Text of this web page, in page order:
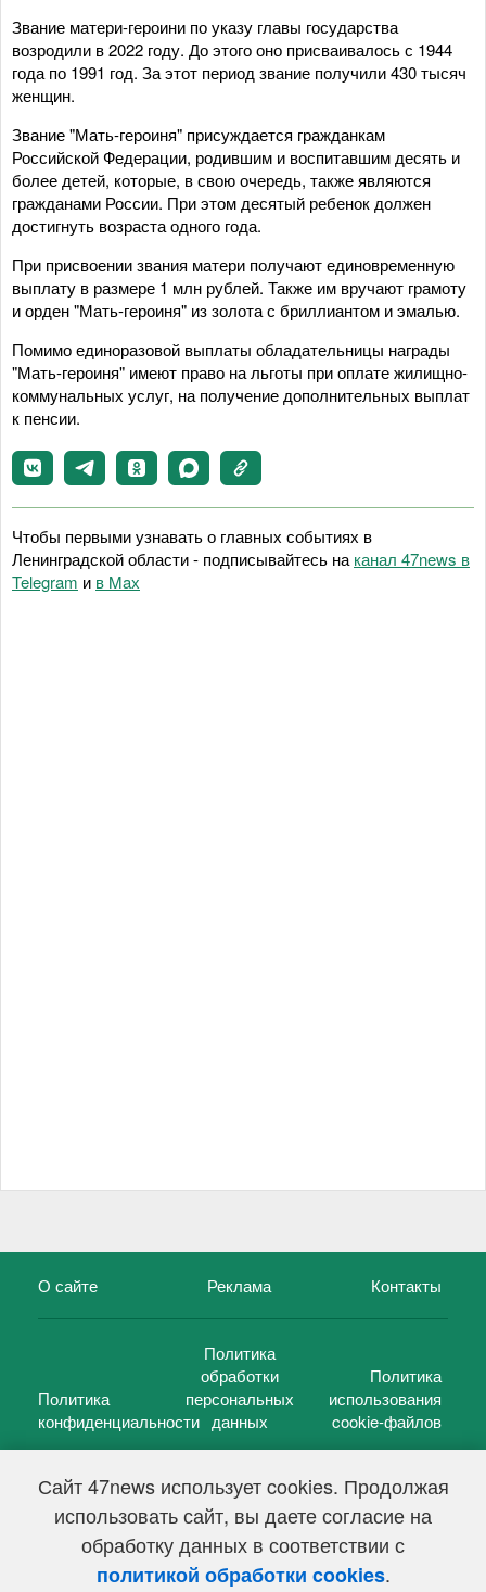
Сайт 47news использует cookies. Продолжая
использовать сайт, вы даете согласие на
обработку данных в соответствии с
политикой обработки cookies.
Звание матери-героини по указу главы государства
возродили в 2022 году. До этого оно присваивалось с 1944
года по 1991 год. За этот период звание получили 430 тысяч
женщин.
Звание "Мать-героиня" присуждается гражданкам
Российской Федерации, родившим и воспитавшим десять и
более детей, которые, в свою очередь, также являются
гражданами России. При этом десятый ребенок должен
достигнуть возраста одного года.
При присвоении звания матери получают единовременную
выплату в размере 1 млн рублей. Также им вручают грамоту
и орден "Мать-героиня" из золота с бриллиантом и эмалью.
Помимо единоразовой выплаты обладательницы награды
"Мать-героиня" имеют право на льготы при оплате жилищно-
коммунальных услуг, на получение дополнительных выплат
к пенсии.
Чтобы первыми узнавать о главных событиях в
Ленинградской области - подписывайтесь на канал 47news в
Telegram и в Maх
О сайте Реклама Контакты
Политика
конфиденциальности
Политика
обработки
персональных
данных
Политика
использования
cookie-файлов
47 новостей (47 news)2005 — 2026 г.
Свидетельство о регистрации СМИ Эл № ФС 77-39848, выдано
Федеральной службой по надзору в сфере связи,
информационных технологий и массовых коммуникаций